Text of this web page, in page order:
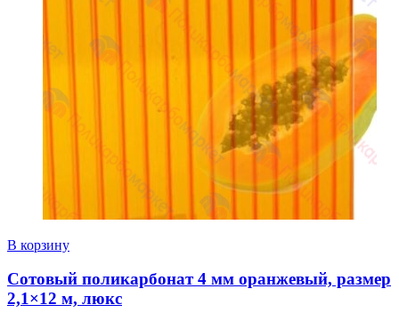
В корзину
Сотовый поликарбонат 4 мм оранжевый, размер
2,1×12 м, люкс